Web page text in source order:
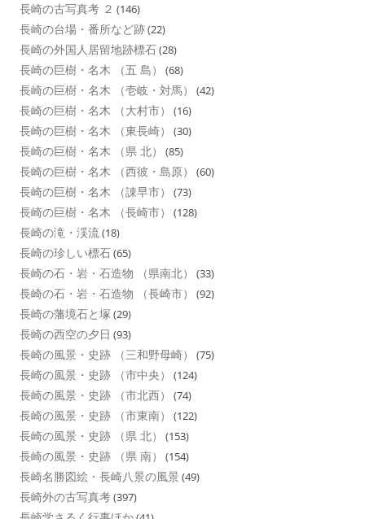
長崎の古写真考 ２ (146)
長崎の台場・番所など跡(22)
長崎の外国人居留地跡標石(28)
長崎の巨樹・名木 （五 島） (68)
長崎の巨樹・名木 （壱岐・対馬） (42)
長崎の巨樹・名木 （大村市） (16)
長崎の巨樹・名木 （東長崎） (30)
長崎の巨樹・名木 （県 北） (85)
長崎の巨樹・名木 （西彼・島原） (60)
長崎の巨樹・名木 （諌早市） (73)
長崎の巨樹・名木 （長崎市） (128)
長崎の滝・渓流(18)
長崎の珍しい標石(65)
長崎の石・岩・石造物 （県南北） (33)
長崎の石・岩・石造物 （長崎市） (92)
長崎の藩境石と塚 (29)
長崎の西空の夕日 (93)
長崎の風景・史跡 （三和野母崎） (75)
長崎の風景・史跡 （市中央） (124)
長崎の風景・史跡 （市北西） (74)
長崎の風景・史跡 （市東南） (122)
長崎の風景・史跡 （県 北） (153)
長崎の風景・史跡 （県 南） (154)
長崎名勝図絵・長崎八景の風景 (49)
長崎外の古写真考(397)